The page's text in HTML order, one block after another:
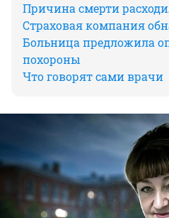
Причина смерти
Страховая компания
Больница предложила
похороны
Что говорят сами врачи